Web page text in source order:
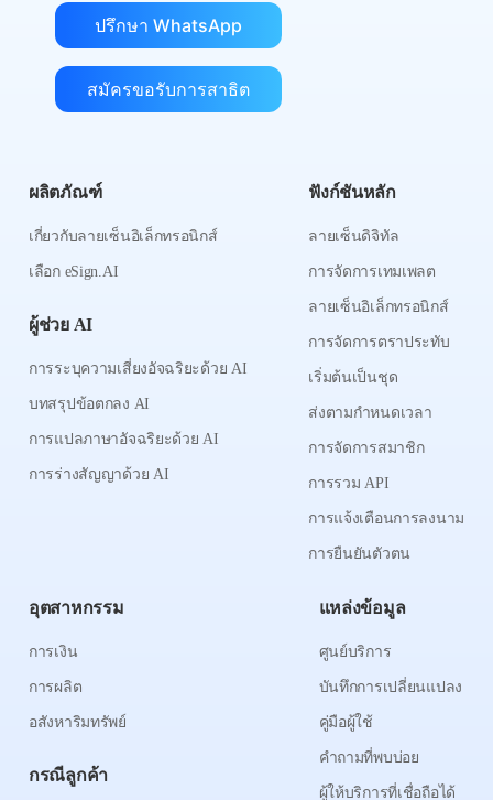
ปรึกษา WhatsApp
สมัครขอรับการสาธิต
ผลิตภัณฑ์
เกี่ยวกับลายเซ็นอิเล็กทรอนิกส์
เลือก eSign.AI
ผู้ช่วย AI
การระบุความเสี่ยงอัจฉริยะด้วย AI
บทสรุปข้อตกลง AI
การแปลภาษาอัจฉริยะด้วย AI
การร่างสัญญาด้วย AI
ฟังก์ชันหลัก
ลายเซ็นดิจิทัล
การจัดการเทมเพลต
ลายเซ็นอิเล็กทรอนิกส์
การจัดการตราประทับ
เริ่มต้นเป็นชุด
ส่งตามกำหนดเวลา
การจัดการสมาชิก
การรวม API
การแจ้งเตือนการลงนาม
การยืนยันตัวตน
อุตสาหกรรม
การเงิน
การผลิต
อสังหาริมทรัพย์
กรณีลูกค้า
แหล่งข้อมูล
ศูนย์บริการ
บันทึกการเปลี่ยนแปลง
คู่มือผู้ใช้
คำถามที่พบบ่อย
ผู้ให้บริการที่เชื่อถือได้